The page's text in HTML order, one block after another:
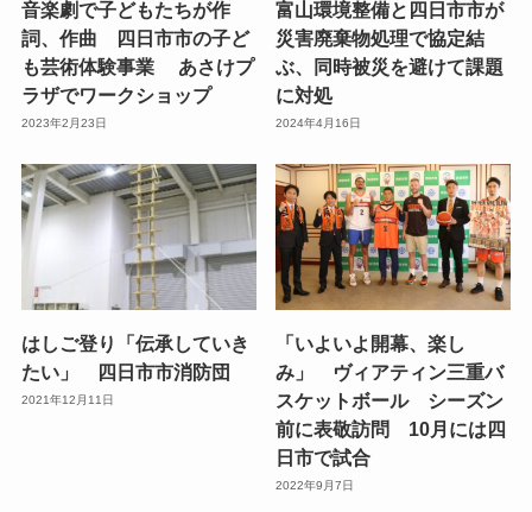
音楽劇で子どもたちが作
詞、作曲 四日市市の子ど
も芸術体験事業 あさけプ
ラザでワークショップ
2023年2月23日
富山環境整備と四日市市が
災害廃棄物処理で協定結
ぶ、同時被災を避けて課題
に対処
2024年4月16日
はしご登り「伝承していき
たい」 四日市市消防団
2021年12月11日
「いよいよ開幕、楽し
み」 ヴィアティン三重バ
スケットボール シーズン
前に表敬訪問 10月には四
日市で試合
2022年9月7日